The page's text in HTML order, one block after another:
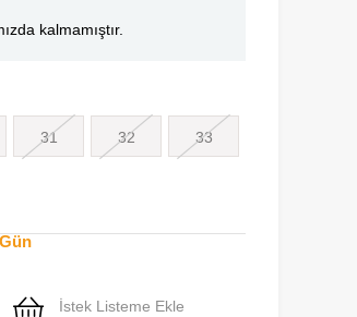
kalmamıştır.
31 32 33
İstek Listeme Ekle